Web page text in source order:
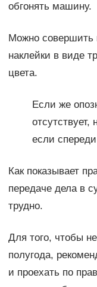
обгонять машину.
Можно совершить
наклейки в виде
цвета.
Если же
отсутствует,
если спереди
Как показывает
передаче дела в
трудно.
Для того, чтобы
полугода,
и проехать по